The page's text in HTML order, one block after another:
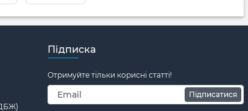
Підписка
Отримуйте тільки корисні статті!
Підписатися